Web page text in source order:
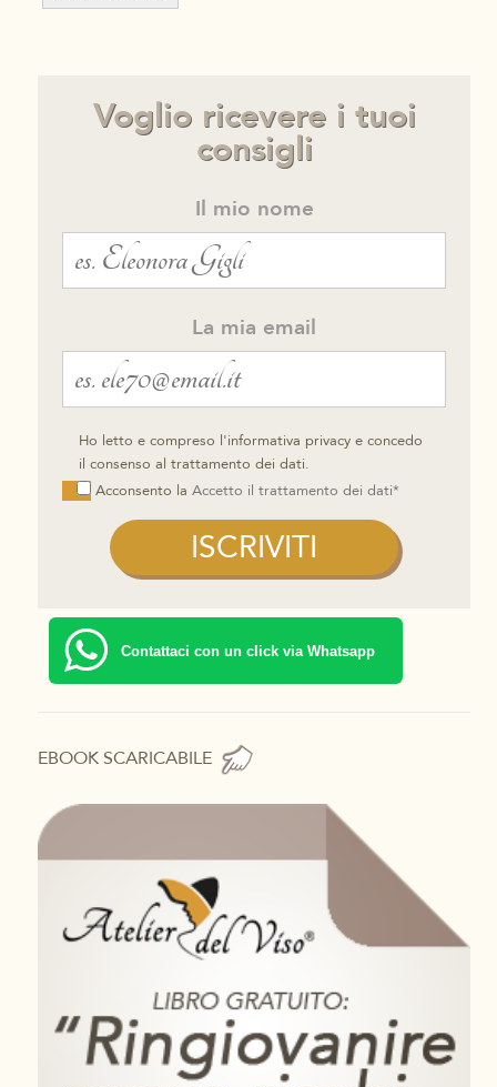
Voglio ricevere i tuoi
consigli
Il mio nome
La mia email
Ho letto e compreso l'informativa privacy e concedo
il consenso al trattamento dei dati.
Acconsento la Accetto il trattamento dei dati*
Contattaci con un click via Whatsapp
EBOOK SCARICABILE